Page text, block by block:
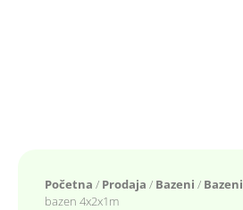
Početna / Prodaja / Bazeni / Bazeni
bazen 4x2x1m